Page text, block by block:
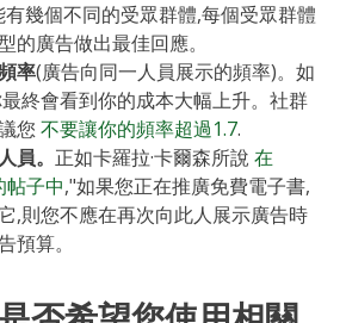
幾個不同的受眾群體,每個受眾群體
的廣告做出最佳回應。
率(廣告向同一人員展示的頻率)。如
終會看到你的成本大幅上升。社群
您 不要讓你的頻率超過1.7.
員。 正如卡羅拉·卡爾森所說 在
子中,"如果您正在推廣免費電子書,
,則您不應在再次向此人展示廣告時
預算。